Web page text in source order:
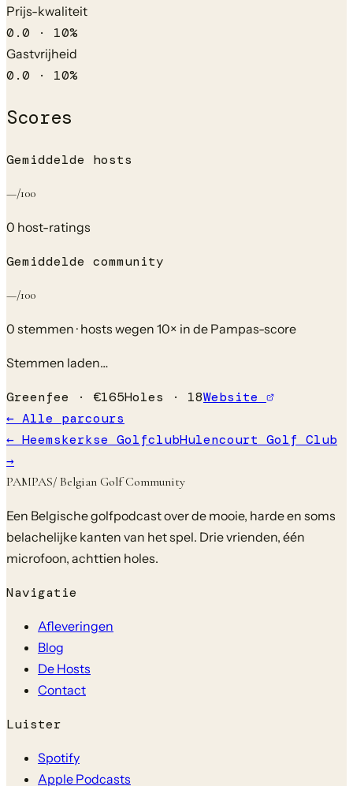
Prijs-kwaliteit
0.0 · 10%
Gastvrijheid
0.0 · 10%
Scores
Gemiddelde hosts
—/100
0 host-ratings
Gemiddelde community
—/100
0 stemmen · hosts wegen 10× in de Pampas-score
Stemmen laden…
Greenfee · €165Holes · 18Website
← Alle parcours
← Heemskerkse GolfclubHulencourt Golf Club
→
PAMPAS/ Belgian Golf Community
Een Belgische golfpodcast over de mooie, harde en soms
belachelijke kanten van het spel. Drie vrienden, één
microfoon, achttien holes.
Navigatie
Afleveringen
Blog
De Hosts
Contact
Luister
Spotify
Apple Podcasts